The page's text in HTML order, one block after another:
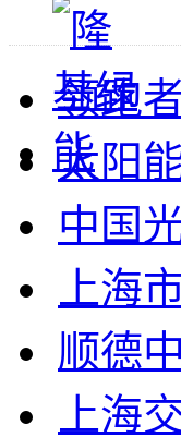
领跑
太阳
中国
上海
顺德
上海